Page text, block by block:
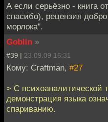
А если серьёзно - книга
спасибо), рецензия
морлока".
Goblin »
#39 | 23.09.09 16:31
Кому: Craftman, #27
> С психоаналитической
демонстрация языка
спариванию.